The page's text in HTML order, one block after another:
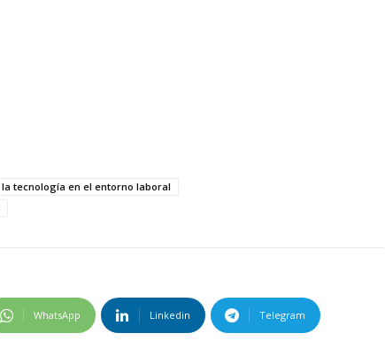
la tecnología en el entorno laboral
WhatsApp Linkedin Telegram